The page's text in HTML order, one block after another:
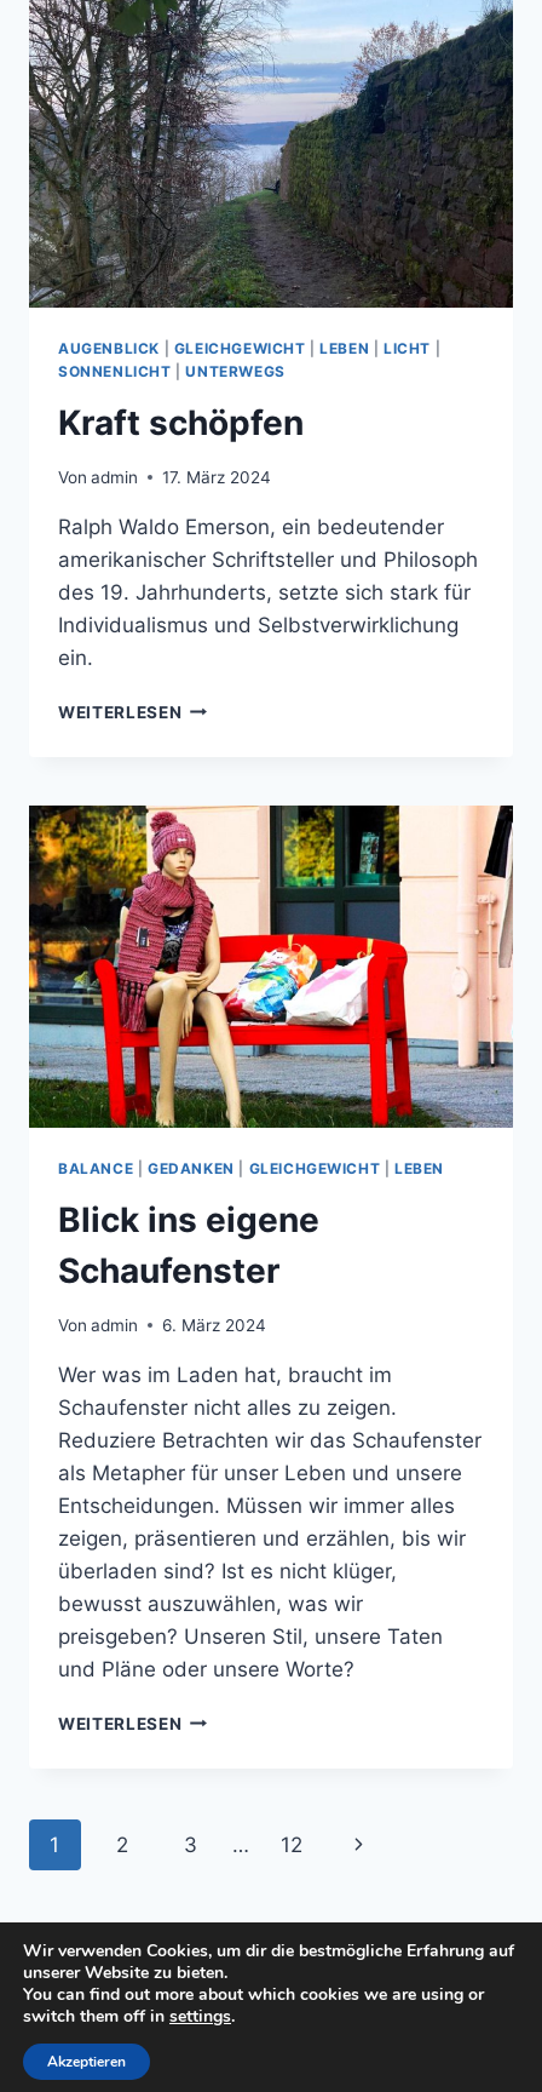
AUGENBLICK GLEICHGEWICHT |LEBEN |LICHT
SONNENLICHT |UNTERWEGS
Kraft schöpfen
Von admin 17. März 2024
Ralph Waldo Emerson, ein bedeutender
amerikanischer Schriftsteller und Philosoph
des 19. Jahrhunderts, setzte sich stark für
Individualismus und Selbstverwirklichung
ein.
WEITERLESEN KRAFT
BALANCE GEDANKEN GLEICHGEWICHT |LEBEN
Blick ins eigene
Schaufenster
Von admin 6. März 2024
Wer was im Laden hat, braucht im
Schaufenster nicht alles zu zeigen.
Reduziere Betrachten wir das Schaufenster
als Metapher für unser Leben und unsere
Entscheidungen. Müssen wir immer alles
zeigen, präsentieren und erzählen, bis wir
überladen sind? Ist es nicht klüger,
bewusst auszuwählen, was wir
preisgeben? Unseren Stil, unsere Taten
und Pläne oder unsere Worte?
WEITERLESEN BLICK
Seitennavigation
1 2 3 … 12
Nächste
© 2026 manuela-buech.de - WordPress Theme
vonKadence WP
Wir verwenden Cookies, um dir die bestmögliche Erfahrung auf
unserer Website zu bieten.
You can find out more about which cookies we are using or
switch them off in settings.
Akzeptieren